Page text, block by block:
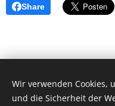
Share
Wir verwenden Cookies,
und die Sicherheit der